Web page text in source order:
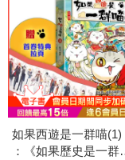
如果西遊是一群喵(1)
：《如果歷史是一群